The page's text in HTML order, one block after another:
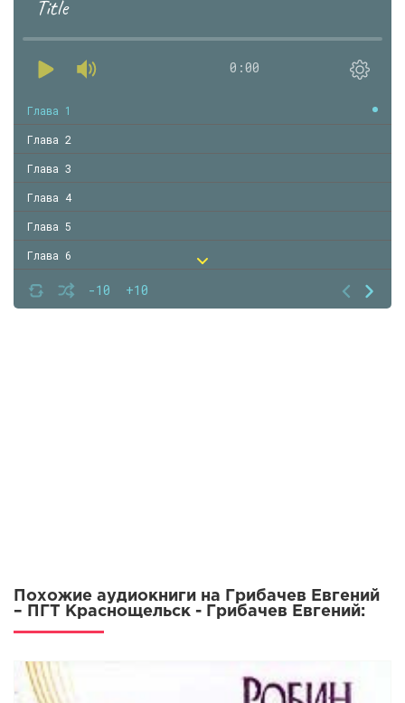
Title
0:00
-10 +10
Глава 1
Глава 2
Глава 3
Глава 4
Глава 5
Глава 6
Глава 7
Глава 8
Похожие аудиокниги на Грибачев Евгений
– ПГТ Краснощельск - Грибачев Евгений: